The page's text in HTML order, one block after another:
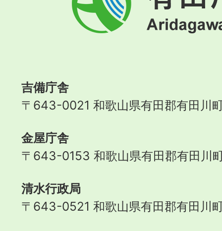
川
町
吉備庁舎
〒643-0021 和歌山県有田郡有田川
金屋庁舎
〒643-0153 和歌山県有田郡有田川
清水行政局
〒643-0521 和歌山県有田郡有田川